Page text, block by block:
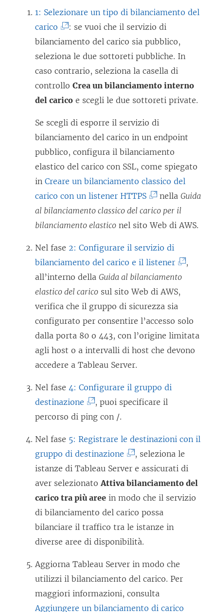
e
n
t
o
v
i
e
n
e
p
e
r
t
o
i
n
u
a
n
v
a
f
i
n
e
s
t
r
a
)
1: Selezionare un tipo di bilanciamento del
carico
I
l
c
o
l
e
v
i
e
n
e
a
p
e
r
o
i
n
u
n
a
n
u
o
v
a
i
n
e
: se vuoi che il servizio di
bilanciamento del carico sia pubblico,
seleziona le due sottoreti pubbliche. In
caso contrario, seleziona la casella di
controllo Crea un bilanciamento interno
del carico e scegli le due sottoreti private.
Se scegli di esporre il servizio di
bilanciamento del carico in un endpoint
pubblico, configura il bilanciamento
elastico del carico con SSL, come spiegato
in Creare un bilanciamento classico del
carico con un listener HTTPS(
I
l
m
t
o
e
n
e
a
p
e
r
o
i
n
u
nella Guida
al bilanciamento classico del carico per il
bilanciamento elastico nel sito Web di AWS.
Nel fase 2: Configurare il servizio di
bilanciamento del carico e il listener(
I
l
c
o
l
l
n
t
o
v
i
p
e
,
all’interno della Guida al bilanciamento
elastico del carico sul sito Web di AWS,
verifica che il gruppo di sicurezza sia
configurato per consentire l’accesso solo
dalla porta 80 o 443, con l’origine limitata
agli host o a intervalli di host che devono
accedere a Tableau Server.
Nel fase 4: Configurare il gruppo di
destinazione
I
e
n
t
o
, puoi specificare il
percorso di ping con /.
Nel fase 5: Registrare le destinazioni con il
gruppo di destinazione
I
l
c
o
l
l
m
, seleziona le
istanze di Tableau Server e assicurati di
aver selezionatoAttiva bilanciamento del
carico tra più aree in modo che il servizio
di bilanciamento del carico possa
bilanciare il traffico tra le istanze in
diverse aree di disponibilità.
Aggiorna Tableau Server in modo che
utilizzi il bilanciamento del carico. Per
maggiori informazioni, consulta
Aggiungere un bilanciamento di carico